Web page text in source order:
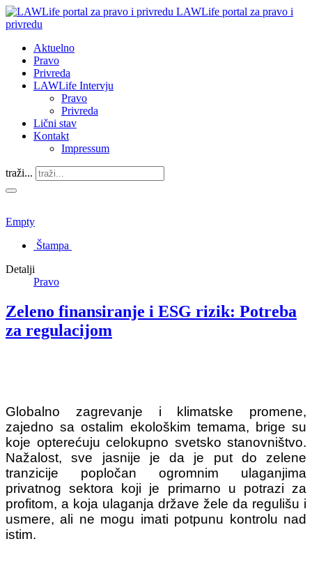
LAWLife portal za pravo i
privredu
Aktuelno
Pravo
Privreda
LAWLife Intervju
Pravo
Privreda
Lični stav
Kontakt
Impressum
traži...
Empty
Štampa
Detalji
Pravo
Zeleno finansiranje i ESG rizik: Potreba
za regulacijom
Globalno zagrevanje i klimatske promene,
zajedno sa ostalim ekološkim temama, brige su
koje opterećuju celokupno svetsko stanovništvo.
Nažalost, sve jasnije je da je put do zelene
tranzicije popločan ogromnim ulaganjima
privatnog sektora koji je primarno u potrazi za
profitom, a koja ulaganja države žele da regulišu i
usmere, ali ne mogu imati potpunu kontrolu nad
istim.